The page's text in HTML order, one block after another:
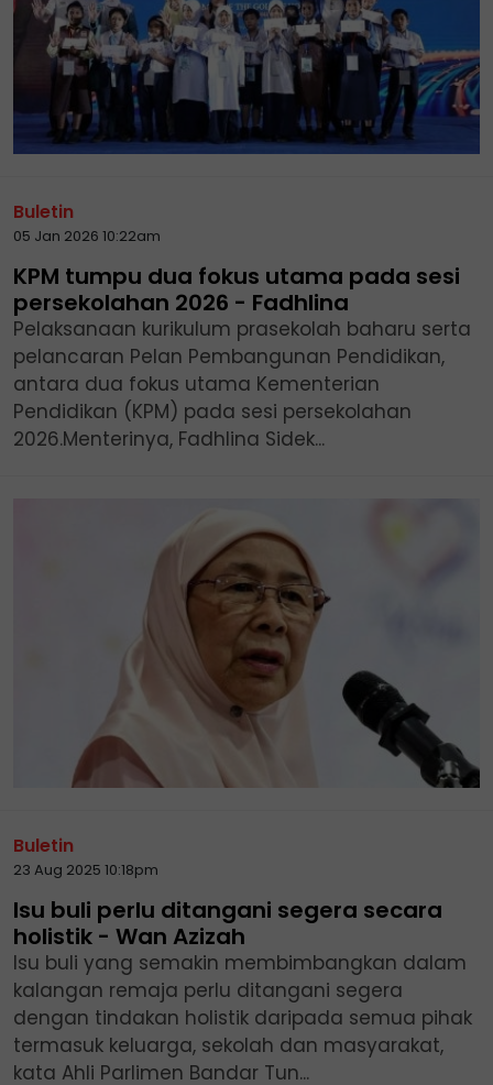
Buletin
05 Jan 2026 10:22am
KPM tumpu dua fokus utama pada sesi
persekolahan 2026 - Fadhlina
Pelaksanaan kurikulum prasekolah baharu serta
pelancaran Pelan Pembangunan Pendidikan,
antara dua fokus utama Kementerian
Pendidikan (KPM) pada sesi persekolahan
2026.Menterinya, Fadhlina Sidek...
Buletin
23 Aug 2025 10:18pm
Isu buli perlu ditangani segera secara
holistik - Wan Azizah
Isu buli yang semakin membimbangkan dalam
kalangan remaja perlu ditangani segera
dengan tindakan holistik daripada semua pihak
termasuk keluarga, sekolah dan masyarakat,
kata Ahli Parlimen Bandar Tun...